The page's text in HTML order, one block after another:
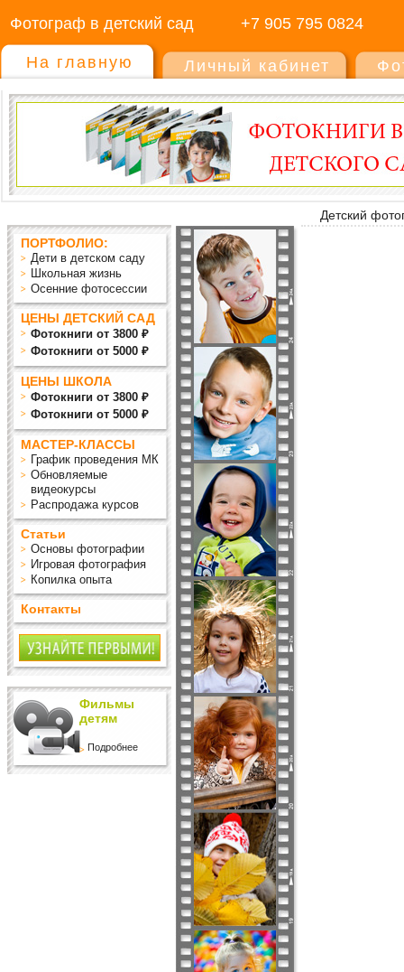
Фотограф в детский сад +7 905 795 0824
На главную Личный кабинет
Детский
ПОРТФОЛИО:
Дети в детском саду
Школьная жизнь
Осенние фотосессии
ЦЕНЫ ДЕТСКИЙ САД
Фотокниги от 3800 ₽
Фотокниги от 5000 ₽
ЦЕНЫ ШКОЛА
Фотокниги от 3800 ₽
Фотокниги от 5000 ₽
МАСТЕР-КЛАССЫ
График проведения МК
Обновляемые
видеокурсы
Распродажа курсов
Статьи
Основы фотографии
Игровая фотография
Копилка опыта
Контакты
Фильмы
детям
Подробнее